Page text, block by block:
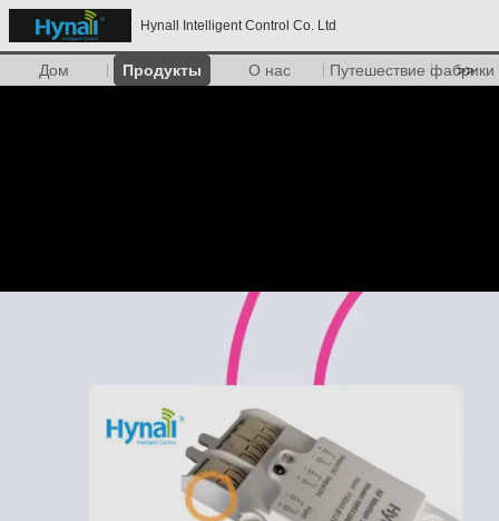
Hynall Intelligent Control Co. Ltd
Дом Продукты О нас Путешествие фабрики
>>